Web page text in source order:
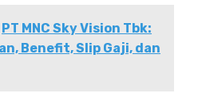
PT MNC Sky Vision Tbk:
Benefit, Slip Gaji, dan